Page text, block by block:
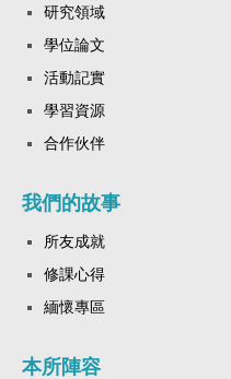
研究領域
學位論文
活動記實
學習資源
合作伙伴
我們的故事
所友成就
修課心得
緬懷專區
本所陣容